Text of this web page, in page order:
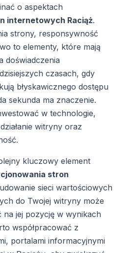
o aspektach
internetowych Raciąż.
strony, responsywność
to elementy, które mają
doświadczenia
czasach, gdy
błyskawicznego dostępu
sekunda ma znaczenie.
w technologie,
witryny oraz
kluczowy element
stron
sieci wartościowych
do Twojej witryny może
na jej pozycję w wynikach
współpracować z
portalami informacyjnymi